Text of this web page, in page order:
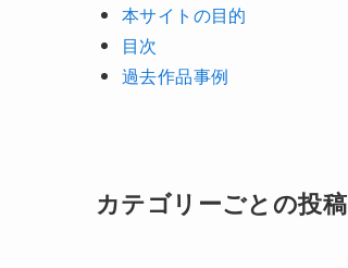
本サイトの目的
目次
過去作品事例
カテゴリーごとの投稿